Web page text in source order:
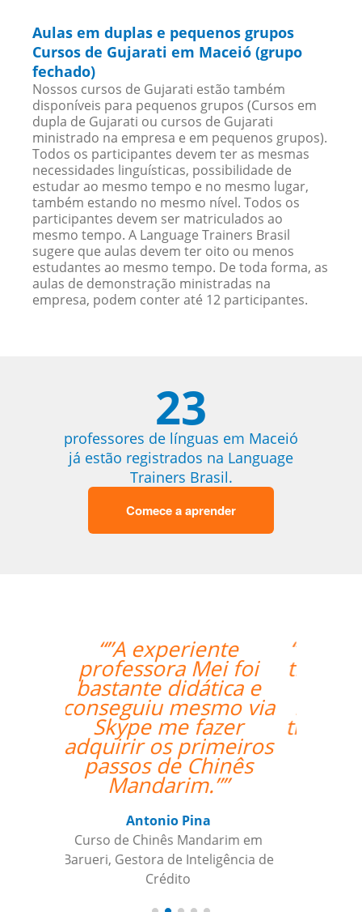
Aulas em duplas e pequenos grupos
Cursos de Gujarati em Maceió (grupo
fechado)
Nossos cursos de Gujarati estão também
disponíveis para pequenos grupos (Cursos em
dupla de Gujarati ou cursos de Gujarati
ministrado na empresa e em pequenos grupos).
Todos os participantes devem ter as mesmas
necessidades linguísticas, possibilidade de
estudar ao mesmo tempo e no mesmo lugar,
também estando no mesmo nível. Todos os
participantes devem ser matriculados ao
mesmo tempo. A Language Trainers Brasil
sugere que aulas devem ter oito ou menos
estudantes ao mesmo tempo. De toda forma, as
aulas de demonstração ministradas na
empresa, podem conter até 12 participantes.
23
professores de línguas em Maceió
já estão registrados na Language
Trainers Brasil.
Comece a aprender
“”Amazing how quickly
the two weeks went by
and tomorrow is my
last day with Milena. I
thoroughly enjoyed my
classes and would
recommend her
anytime. ””
Roland Tschanz
Curso de Português em Manaus